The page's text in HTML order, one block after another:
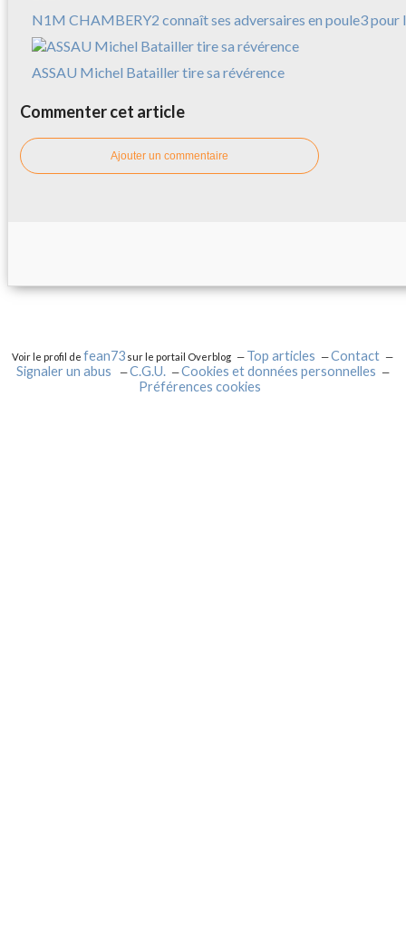
N1M CHAMBERY2 connaît ses adversaires en poule3 pour
ASSAU Michel Batailler tire sa révérence
Commenter cet article
Ajouter un commentaire
Voir le profil defean73 sur le portail Overblog Top articles
Contact
Signaler un abus
C.G.U.
Cookies et données personnelles
Préférences cookies